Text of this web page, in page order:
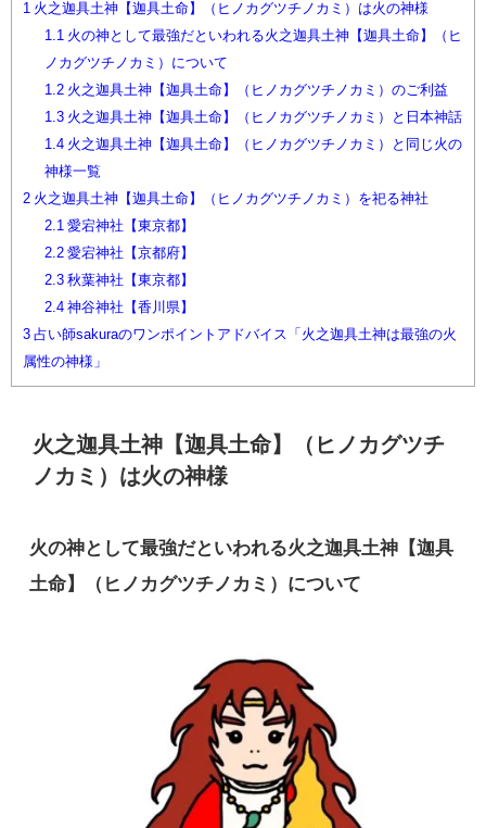
1
火之迦具土神【迦具土命】（ヒノカグツチノカミ）は火の神様
1.1
火の神として最強だといわれる火之迦具土神【迦具土命】（ヒ
ノカグツチノカミ）について
1.2火之迦具土神【迦具土命】（ヒノカグツチノカミ）のご利益
1.3火之迦具土神【迦具土命】（ヒノカグツチノカミ）と日本神話
1.4火之迦具土神【迦具土命】（ヒノカグツチノカミ）と同じ火の
神様一覧
2 火之迦具土神【迦具土命】（ヒノカグツチノカミ）を祀る神社
2.1 愛宕神社【東京都】
2.2愛宕神社【京都府】
2.3秋葉神社【東京都】
2.4神谷神社【香川県】
3 占い師sakuraのワンポイントアドバイス「火之迦具土神は最強の火
属性の神様」
火之迦具土神【迦具土命】（ヒノカグツチ
ノカミ）は火の神様
火の神として最強だといわれる火之迦具土神【迦具
土命】（ヒノカグツチノカミ）について